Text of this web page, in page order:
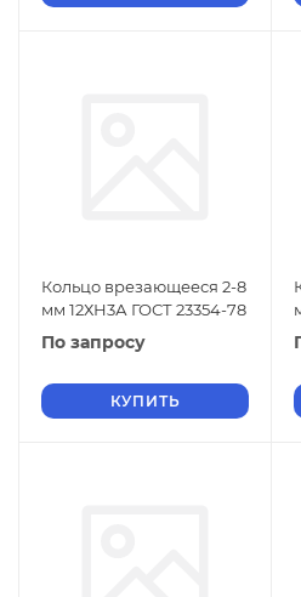
Кольцо врезающееся 2-8
мм 12ХН3А ГОСТ 23354-78
По запросу
КУПИТЬ